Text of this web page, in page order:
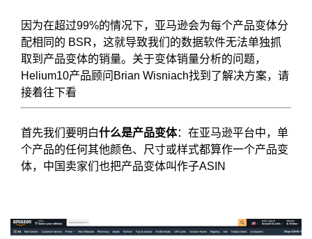
因为在超过99%的情况下，亚马逊会为每个产品变体分
配相同的 BSR，这就导致我们的数据软件无法单独抓
取到产品变体的销量。关于变体销量分析的问题，
Helium10产品顾问Brian Wisniach找到了解决方案，请
接着往下看
首先我们要明白什么是产品变体：在亚马逊平台中，单
个产品的任何其他颜色、尺寸或样式都算作一个产品变
体，中国卖家们也把产品变体叫作子ASIN